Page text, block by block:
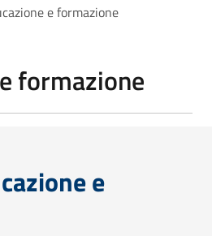
e formazione
formazione
e